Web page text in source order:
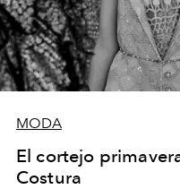
MODA
El cortejo
Costura